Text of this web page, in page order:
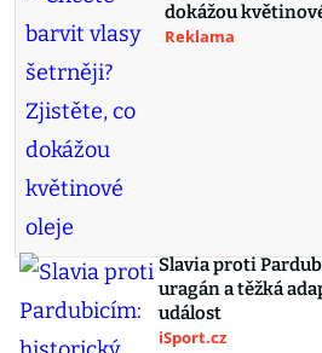
dokážou
Reklama
Slavia proti
uragán a těžká
událost
iSport.cz